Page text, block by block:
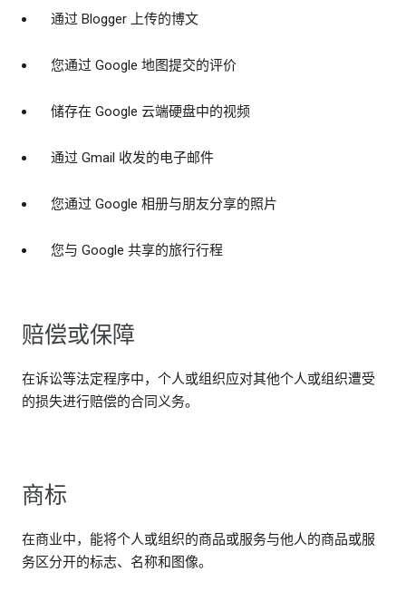
通过 Blogger 上传的博文
您通过 Google 地图提交的评价
储存在 Google 云端硬盘中的视频
通过 Gmail 收发的电子邮件
您通过 Google 相册与朋友分享的照片
您与 Google 共享的旅行行程
赔偿或保障
在诉讼等法定程序中，个人或组织应对其他个人或组织遭受
的损失进行赔偿的合同义务。
商标
在商业中，能将个人或组织的商品或服务与他人的商品或服
务区分开的标志、名称和图像。